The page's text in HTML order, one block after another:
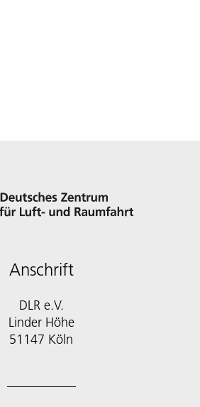
Anschrift
DLR e.V.
Linder Höhe
51147 Köln